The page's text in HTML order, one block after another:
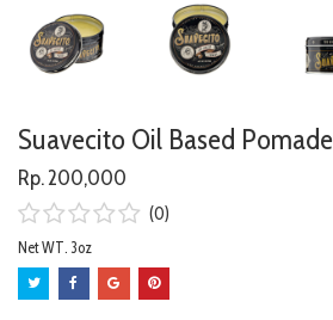
Suavecito Oil Based Pomade
Rp. 200,000
(0)
Net WT. 3oz